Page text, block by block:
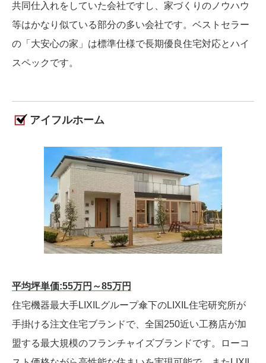
共同仕入れをしていた会社ですし、家づくりのノウハウ
等はかなり似ている部分の多い会社です。ベストセラー
の「大安心の家」は標準仕様で長期優良住宅対応とハイ
スペックです。
アイフルホーム
平均坪単価:55万円～85万円
住宅機器最大手LIXILグループ傘下のLIXIL住宅研究所が
手掛ける注文住宅ブランドで、全国250近い工務店が加
盟する最大規模のフランチャイズブランドです。ローコ